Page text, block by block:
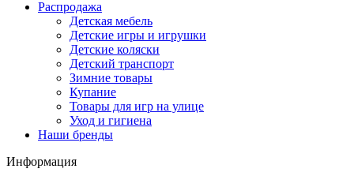
Распродажа
Детская мебель
Детские игры и игрушки
Детские коляски
Детский транспорт
Зимние товары
Купание
Товары для игр на улице
Уход и гигиена
Наши бренды
Информация